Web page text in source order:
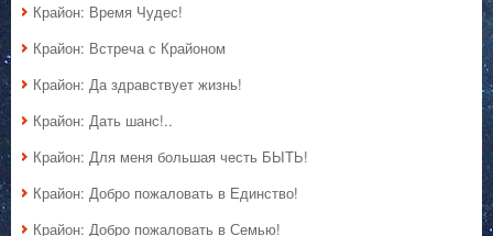
Крайон: Время Чудес!
Крайон: Встреча с Крайоном
Крайон: Да здравствует жизнь!
Крайон: Дать шанс!..
Крайон: Для меня большая честь БЫТЬ!
Крайон: Добро пожаловать в Единство!
Крайон: Добро пожаловать в Семью!